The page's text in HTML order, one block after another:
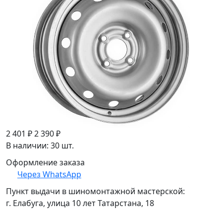
2 401 ₽2 390 ₽
В наличии: 30 шт.
Оформление заказа
Через WhatsApp
Пункт выдачи в шиномонтажной мастерской:
г. Елабуга, улица 10 лет Татарстана, 18